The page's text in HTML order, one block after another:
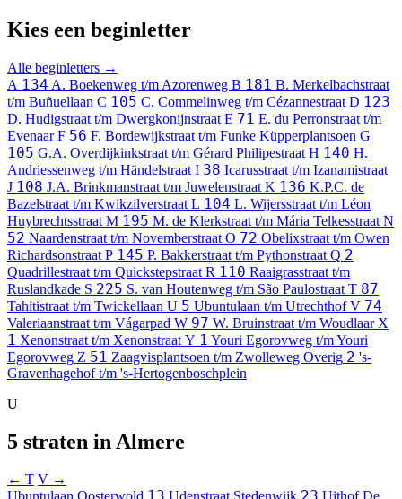
Kies een beginletter
Alle beginletters →
A 134 A. Boekenweg t/m Azorenweg B 181 B. Merkelbachstraat
t/m Buñuellaan C 105 C. Commelinweg t/m Cézannestraat D 123
D. Hudigstraat t/m Dwergkonijnstraat E 71 E. du Perronstraat t/m
EvenaarF 56 F. Bordewijkstraat t/m Funke Küpperplantsoen G
105 G.A. Overdijkinkstraat t/m Gérard Philipestraat H 140 H.
Andriessenweg t/m Händelstraat I 38 Icarusstraat t/m Izanamistraat
J 108 J.A. Brinkmanstraat t/m Juwelenstraat K 136 K.P.C. de
Bazelstraat t/m Kwikzilverstraat L 104 L. Wijersstraat t/m Léon
Huybrechtsstraat M 195 M. de Klerkstraat t/m Mária Telkesstraat N
52 Naardenstraat t/m Novemberstraat O 72 Obelixstraat t/m Owen
Richardsonstraat P 145 P. Bakkerstraat t/m Pythonstraat Q 2
Quadrillestraat t/m Quickstepstraat R 110 Raaigrasstraat t/m
Ruslandkade S 225 S. van Houtenweg t/m São Paulostraat T 87
Tahitistraat t/m Twickellaan U 5 Ubuntulaan t/m UtrechthofV 74
Valeriaanstraat t/m Vágarpad W 97 W. Bruinstraat t/m Woudlaar X
1 Xenonstraat t/m Xenonstraat Y 1 Youri Egorovweg t/m Youri
Egorovweg Z 51 Zaagvisplantsoen t/m Zwolleweg Overig 2 's-
Gravenhagehof t/m 's-Hertogenboschplein
U
5 straten in Almere
← T V →